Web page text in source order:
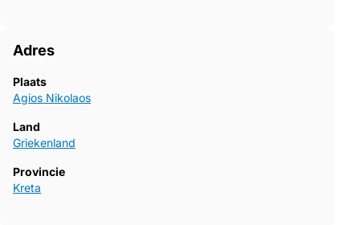
Adres
Plaats
Agios Nikolaos
Land
Griekenland
Provincie
Kreta